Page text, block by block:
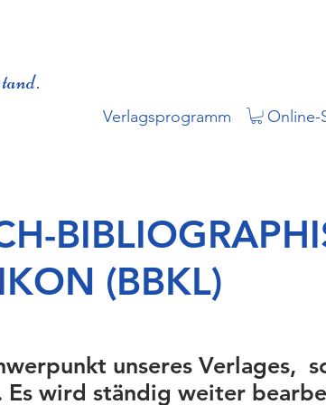
Verlagsprogramm Online-
(BBKL)
unseres Verlages,
Es wird ständig weiter